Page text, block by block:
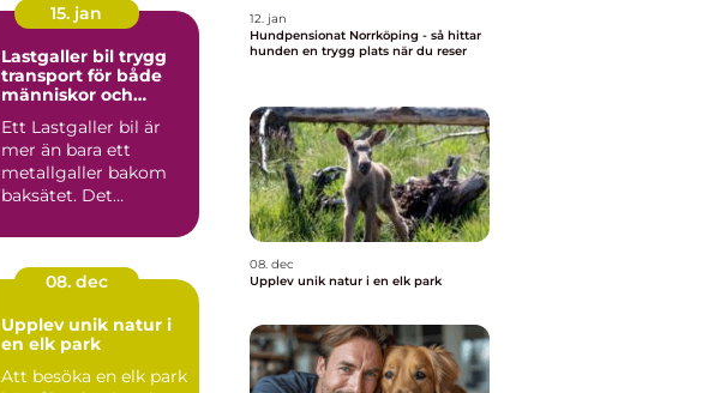
15. jan
Lastgaller bil trygg
transport för både
människor och
Ett Lastgaller bil är
mer än bara ett
metallgaller bakom
baksätet. Det
säkerhe...
08. dec
Upplev unik natur i
en elk park
Att besöka en elk park
12. jan
Hundpensionat Norrköping - så hittar
hunden en trygg plats när du reser
08. dec
Upplev unik natur i en elk park